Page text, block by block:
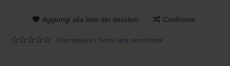
Aggiungi alla lista dei desideri Confronta
0 recensioni / Scrivi una recensione